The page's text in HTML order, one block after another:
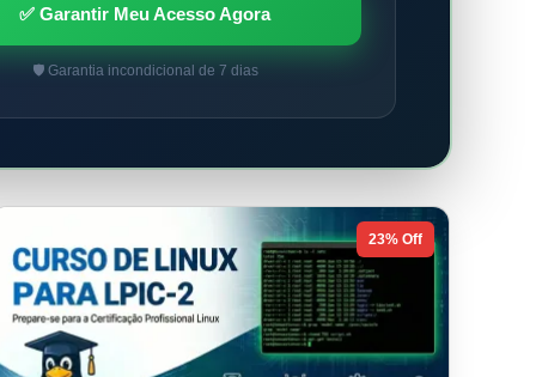
✅ Garantir Meu Acesso Agora
🛡️ Garantia incondicional de 7 dias
23% Off